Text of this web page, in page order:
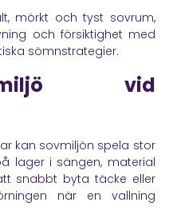
mörkt och tyst sovrum,
och försiktighet med
sömnstrategier.
vid
kan sovmiljön spela stor
lager i sängen, material
snabbt byta täcke eller
när en vallning